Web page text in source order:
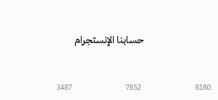
حسابنا الإنستجرام
8180
7852
3487